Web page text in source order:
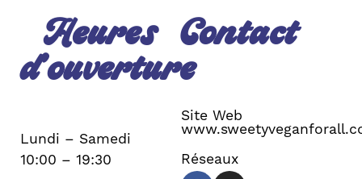
Heures
d’ouverture
Lundi – Samedi
10:00 – 19:30
Contact
Site Web
Réseaux